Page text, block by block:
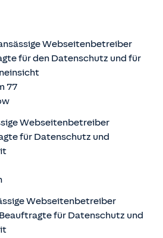
Webseitenbetreiber
für den Datenschutz und für
77
Webseitenbetreiber
für Datenschutz und
Webseitenbetreiber
für Datenschutz und